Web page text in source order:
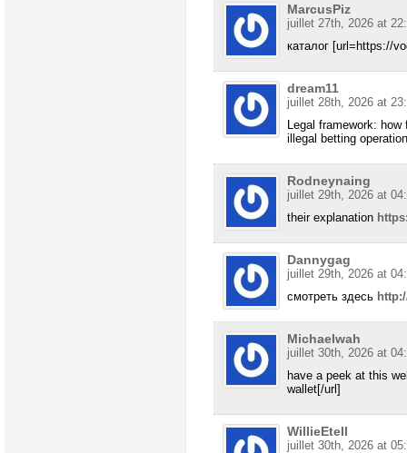
MarcusPiz
juillet 27th, 2026 at
каталог [url=https://
dream11
juillet 28th, 2026 at
Legal framework:
illegal betting
Rodneynaing
juillet 29th, 2026 at
their explanation
Dannygag
juillet 29th, 2026 at
смотреть здесь
Michaelwah
juillet 30th, 2026 at
have a peek at this
wallet[/url]
WillieEtell
juillet 30th, 2026 at